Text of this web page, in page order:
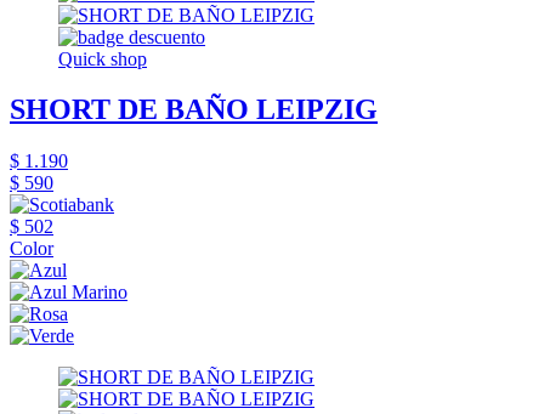
Quick shop
SHORT DE BAÑO LEIPZIG
$ 1.190
$ 590
$ 502
Color